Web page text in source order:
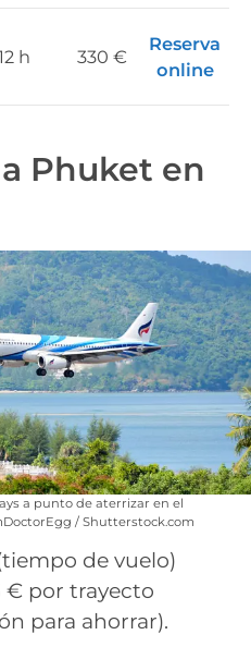
h 330 €
Reserva
online
Phuket en
a punto de aterrizar en el
/ Shutterstock.com
de vuelo)
€ por trayecto
para ahorrar).